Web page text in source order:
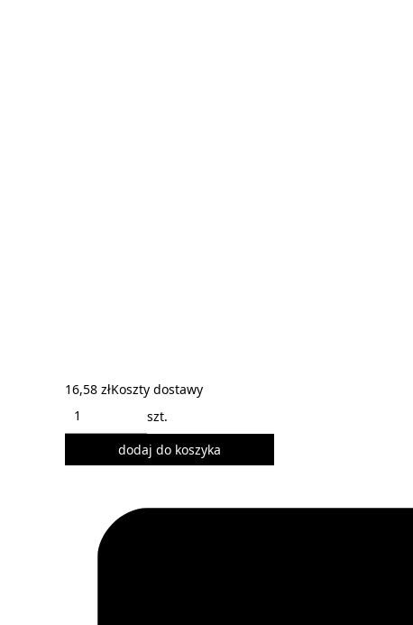
16,58 złKoszty dostawy
szt.
dodaj do koszyka